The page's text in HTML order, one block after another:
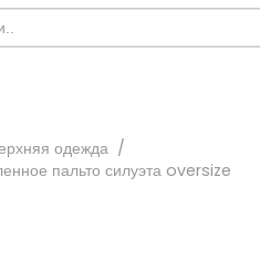
одежда /
пальто силуэта oversize